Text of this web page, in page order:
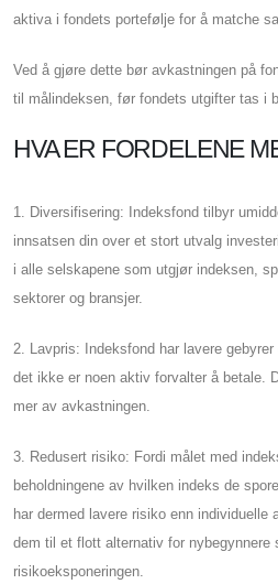
aktiva i fondets portefølje for å matche
Ved å gjøre dette bør avkastningen på
til målindeksen, før fondets utgifter tas i
HVA ER FORDELENE
1. Diversifisering: Indeksfond tilbyr
innsatsen din over et stort utvalg
i alle selskapene som utgjør indeksen,
sektorer og bransjer.
2. Lavpris: Indeksfond har lavere
det ikke er noen aktiv forvalter å betale.
mer av avkastningen.
3. Redusert risiko: Fordi målet med
beholdningene av hvilken indeks de
har dermed lavere risiko enn individuelle
dem til et flott alternativ for nybegynnere
risikoeksponeringen.